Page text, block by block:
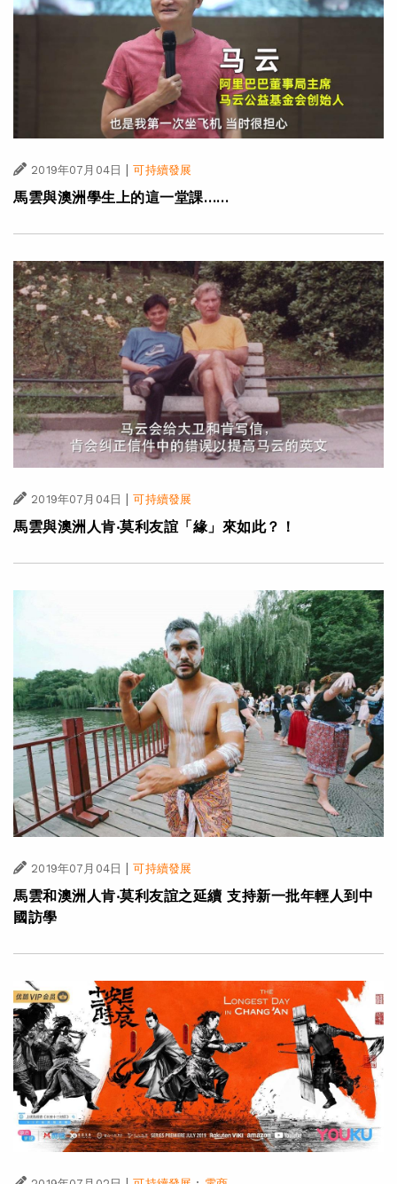
2019年07月04日 | 可持續發展
馬雲與澳洲學生上的這一堂課……
2019年07月04日 | 可持續發展
馬雲與澳洲人肯‧莫利友誼「緣」來如此？！
2019年07月04日 可持續發展
馬雲和澳洲人肯‧莫利友誼之延續 支持新一批年輕人到中
國訪學